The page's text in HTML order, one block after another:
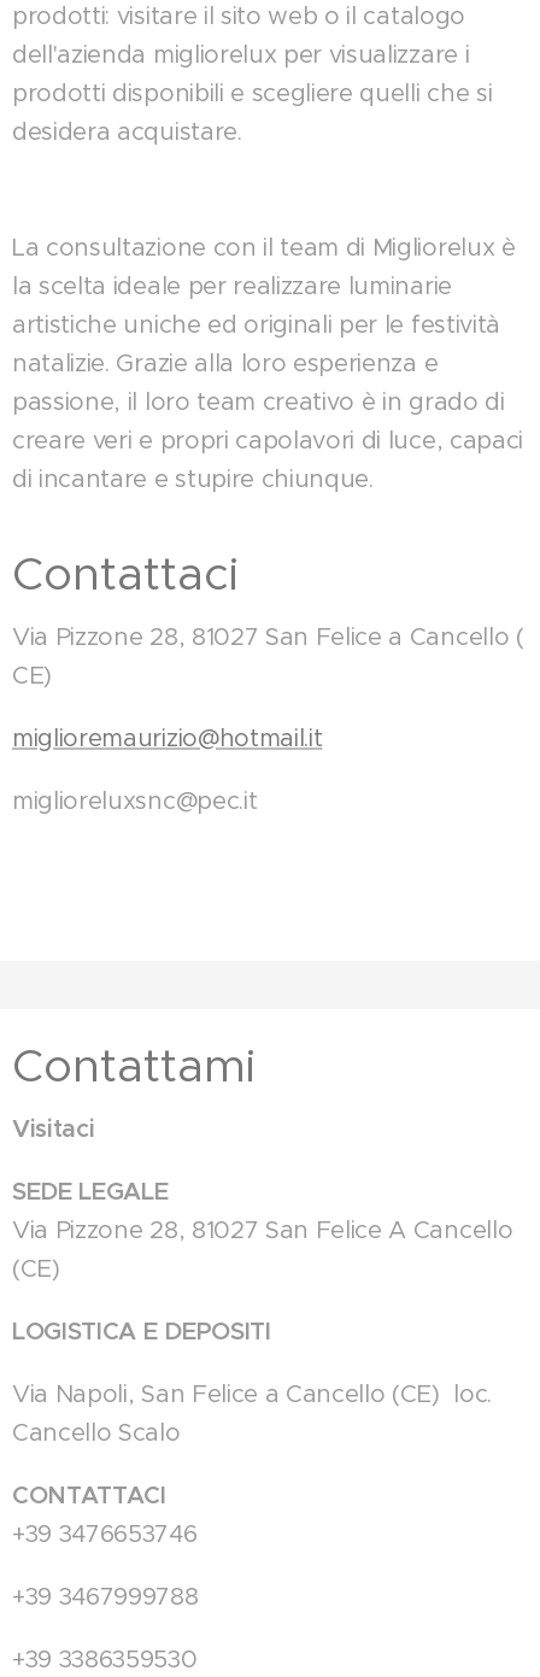
prodotti: visitare il sito web o il catalogo
dell'azienda migliorelux per visualizzare i
prodotti disponibili e scegliere quelli che si
desidera acquistare.
La consultazione con il team di Migliorelux è
la scelta ideale per realizzare luminarie
artistiche uniche ed originali per le festività
natalizie. Grazie alla loro esperienza e
passione, il loro team creativo è in grado di
creare veri e propri capolavori di luce, capaci
di incantare e stupire chiunque.
Contattaci
Via Pizzone 28, 81027 San Felice a Cancello (
CE)
miglioremaurizio@hotmail.it
miglioreluxsnc@pec.it
Contattami
Visitaci
SEDE LEGALE
Via Pizzone 28, 81027 San Felice A Cancello
(CE)
LOGISTICA E DEPOSITI
Via Napoli, San Felice a Cancello (CE) loc.
Cancello Scalo
CONTATTACI
+39 3476653746
+39 3467999788
+39 3386359530